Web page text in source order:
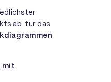
ab, für das
mit